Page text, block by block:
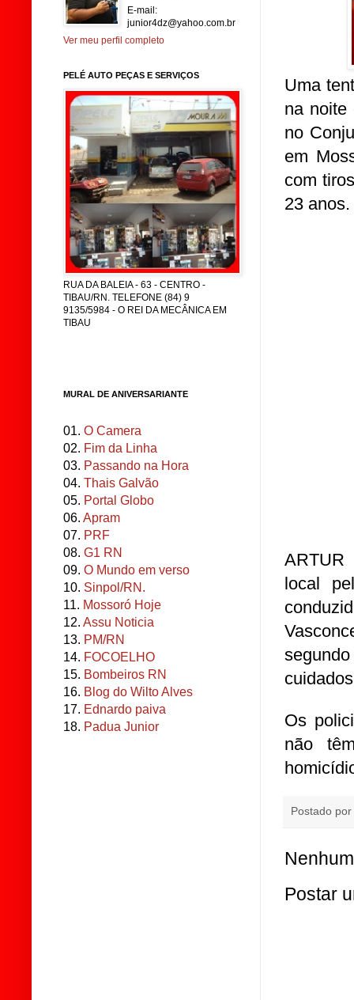
Uma
na noite
no
em
com
23 anos.
ARTUR
local
Os
não
Postado por
Postar
E-mail:
junior4dz@yahoo.com.br
Ver meu perfil completo
PELÉ AUTO PEÇAS E SERVIÇOS
RUA DA BALEIA - 63 - CENTRO -
TIBAU/RN. TELEFONE (84) 9
9135/5984 - O REI DA MECÂNICA EM
TIBAU
MURAL DE ANIVERSARIANTE
01. O Camera
02. Fim da Linha
03. Passando na Hora
04. Thais Galvão
05. Portal Globo
06. Apram
07. PRF
08. G1 RN
09. O Mundo em verso
10. Sinpol/RN.
11. Mossoró Hoje
12. Assu Noticia
13. PM/RN
14. FOCOELHO
15. Bombeiros RN
16. Blog do Wilto Alves
17. Ednardo paiva
18. Padua Junior